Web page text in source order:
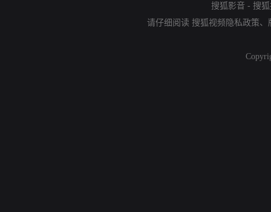
搜狐影音 - 搜
请仔细阅读 搜狐视频隐私政策、